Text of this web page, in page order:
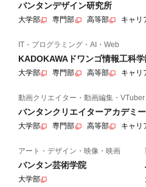
バンタンデザイン研究所
大学部 専門部 高等部 キャリ
IT・プログラミング・AI・Web
KADOKAWAドワンゴ情報工科
大学部 専門部 高等部 キャリ
動画クリエイター・動画編集・
バンタンクリエイターアカデミー
大学部 専門部 高等部 キャリ
アート・デザイン・映像・映画
バンタン芸術学院
大学部